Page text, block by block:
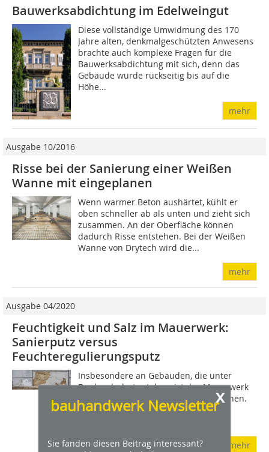
x
bauhandwerk Newsletter
Sie fanden diesen Beitrag interessant?
Bauwerksabdichtung im Edelweingut
Diese vollständige Umwidmung des 170
Jahre alten, denkmalgeschützten Anwesens
brachte auch komplexe Fragen für die
Bauwerksabdichtung mit sich, denn das
Gebäude wurde rückseitig bis auf die
Höhe...
mehr
Ausgabe 10/2016
Risse bei der Sanierung einer Weißen
Wanne mit eingeplanen
Wenn warmer Beton aushärtet, kühlt er
oben schneller ab als unten und zieht sich
zusammen. An der Oberfläche können
dadurch Risse entstehen. Bei der Weißen
Wanne von Drytech wird die...
mehr
Ausgabe 04/2020
Feuchtigkeit und Salz im Mauerwerk:
Sanierputz versus
Feuchteregulierungsputz
Insbesondere an Gebäuden, die unter
Denkmalschutz stehen, ist das Mauerwerk
in der Regel mit altem Kalkputz versehen.
Kalkputze haben sich aufgrund ihres
mehr